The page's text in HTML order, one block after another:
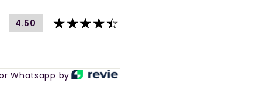
4.50
Whatsapp by